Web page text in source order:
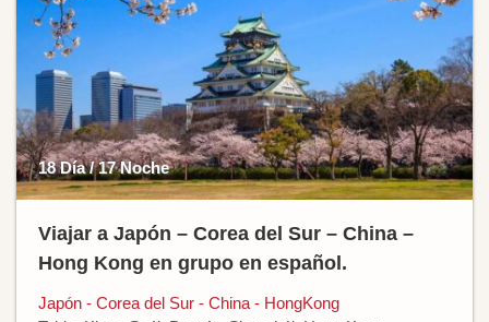
18 Día / 17 Noche
Viajar a Japón – Corea del Sur – China –
Hong Kong en grupo en español.
Japón - Corea del Sur - China - HongKong